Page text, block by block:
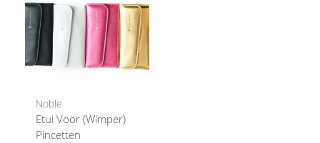
Noble
Etui Voor (Wimper)
Pincetten